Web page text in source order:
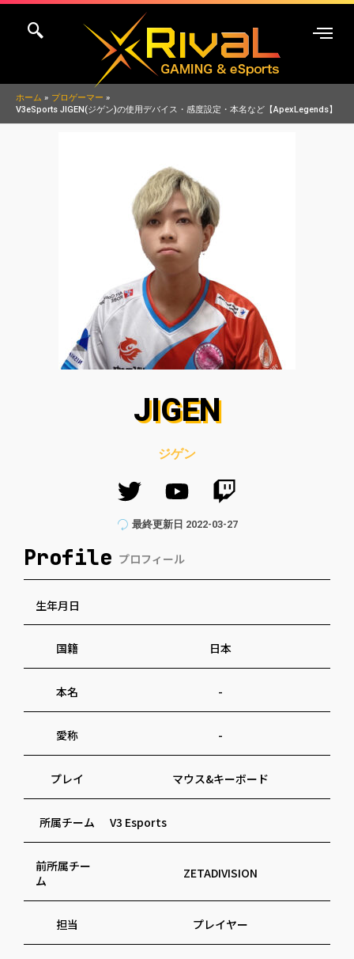
ホーム
プロゲーマー
V3eSports JIGEN(ジゲン)の使用デバイス・感度設定・本名など【ApexLegends】
JIGEN
ジゲン
最終更新日 2022-03-27
Profile プロフィール
生年月日
国籍 日本
本名 -
愛称 -
プレイ マウス&キーボード
所属チーム V3 Esports
前所属チー
ム
ZETADIVISION
担当 プレイヤー